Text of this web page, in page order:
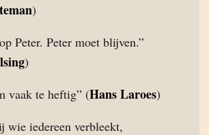
)
Peter. Peter moet blijven.”
)
vaak te heftig” (Hans Laroes)
wie iedereen verbleekt,